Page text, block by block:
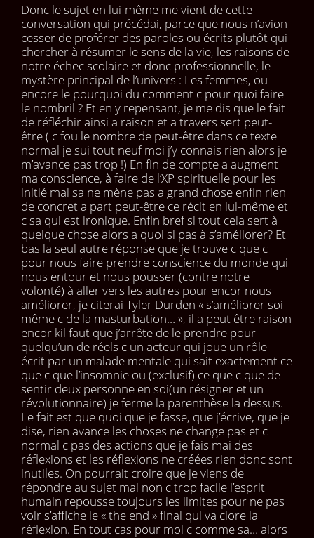
Donc le sujet en lui-même me vient de cette
conversation qui précédai, parce que nous n’avion
cesser de proférer des paroles ou écrits plutôt qui
chercher à résumer le sens de la vie, les raisons de
notre échec scolaire et donc professionnelle, le
mystère principal de l’univers : Les femmes, ou
encore le pourquoi du comment c pour quoi faire
le nombril ? Et en y repensant, je me dis que le fait
de réfléchir ainsi a raison et a travers sert peut-
être ( c fou le nombre de peut-être dans ce texte
normal je sui tout neuf moi j’y connais rien alors je
m’avance pas trop !) En fin de compte a augment
ma conscience, à faire de l’XP spirituelle pour les
initié mai sa ne mène pas a grand chose enfin rien
de concret a part peut-être ce récit en lui-même et
c sa qui est ironique. Enfin bref si tout cela sert à
quelque chose alors a quoi si pas à s’améliorer? Et
bas la seul autre réponse que je trouve c que c
pour nous faire prendre conscience du monde qui
nous entour et nous pousser (contre notre
volonté) à aller vers les autres pour encor nous
améliorer, je citerai Tyler Durden « s’améliorer soi
même c de la masturbation… », il a peut être raison
encor kil faut que j’arrête de le prendre pour
quelqu’un de réels c un acteur qui joue un rôle
écrit par un malade mentale qui sait exactement ce
que c que l’insomnie ou (exclusif) ce que c que de
sentir deux personne en soi(un résigner et un
révolutionnaire) je ferme la parenthèse la dessus.
Le fait est que quoi que je fasse, que j’écrive, que je
dise, rien avance les choses ne change pas et c
normal c pas des actions que je fais mai des
réflexions et les réflexions ne créées rien donc sont
inutiles. On pourrait croire que je viens de
répondre au sujet mai non c trop facile l’esprit
humain repousse toujours les limites pour ne pas
voir s’affiche le « the end » final qui va clore la
réflexion. En tout cas pour moi c comme sa… alors